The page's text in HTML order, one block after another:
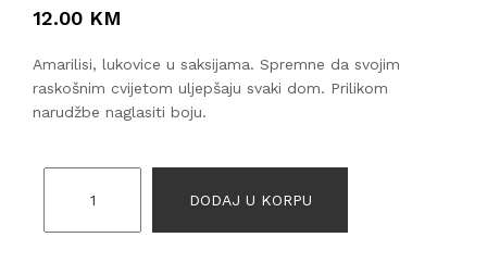
12.00 KM
Amarilisi, lukovice u saksijama. Spremne da svojim
raskošnim cvijetom uljepšaju svaki dom. Prilikom
narudžbe naglasiti boju.
DODAJ U KORPU